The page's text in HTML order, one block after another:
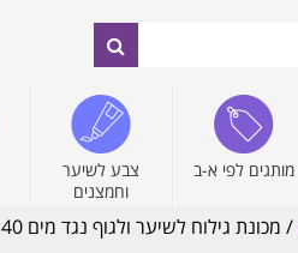
מותגים לפי א-ב
צבע לשיער
וחמצנים
/ מכונת גילוח לשיער ולגוף נגד מים Sassonic ese140 ססוניק